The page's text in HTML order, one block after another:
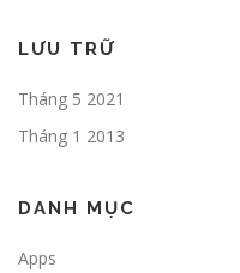
LƯU TRỮ
Tháng 5 2021
Tháng 1 2013
DANH MỤC
Apps